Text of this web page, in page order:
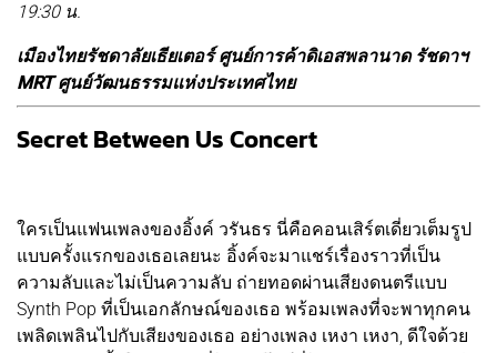
19:30 น.
เมืองไทยรัชดาลัยเธียเตอร์ ศูนย์การค้าดิเอสพลานาด รัชดาฯ
MRT ศูนย์วัฒนธรรมแห่งประเทศไทย
Secret Between Us Concert
ใครเป็นแฟนเพลงของอิ้งค์ วรันธร นี่คือคอนเสิร์ตเดี่ยวเต็มรูป
แบบครั้งแรกของเธอเลยนะ อิ้งค์จะมาแชร์เรื่องราวที่เป็น
ความลับและไม่เป็นความลับ ถ่ายทอดผ่านเสียงดนตรีแบบ
Synth Pop ที่เป็นเอกลักษณ์ของเธอ พร้อมเพลงที่จะพาทุกคน
เพลิดเพลินไปกับเสียงของเธอ อย่างเพลง เหงา เหงา, ดีใจด้วย